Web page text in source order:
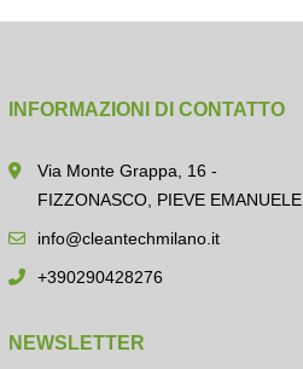
INFORMAZIONI DI CONTATTO
Via Monte Grappa, 16 -
FIZZONASCO, PIEVE EMANUELE
info@cleantechmilano.it
+390290428276
NEWSLETTER